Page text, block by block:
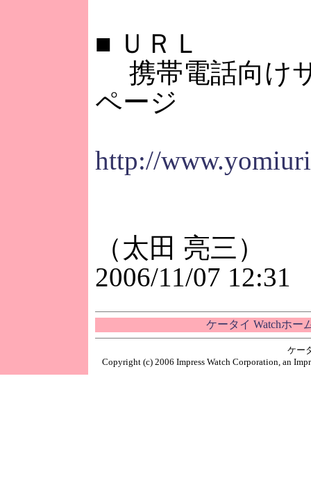
■ ＵＲＬ
携帯電話向け
ページ
http://
（太田 亮三）
2006/11/07 12:31
ケータイ Watchホー
ケー
Copyright (c) 2006 Impress Watch Corporation, an